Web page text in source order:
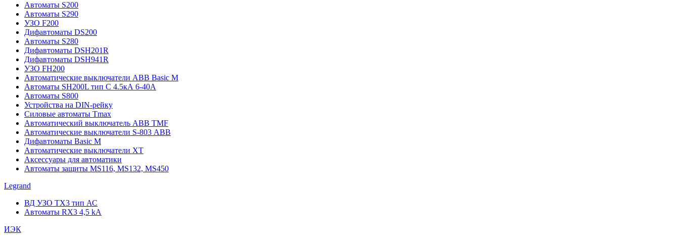
Автоматы S200
Автоматы S290
УЗО F200
Дифавтоматы DS200
Автоматы S280
Дифавтоматы DSH201R
Дифавтоматы DSH941R
УЗО FH200
Автоматические выключатели ABB Basic M
Автоматы SH200L тип С 4.5кА 6-40А
Автоматы S800
Устройства на DIN-рейку
Силовые автоматы Tmax
Автоматический выключатель ABB TMF
Автоматические выключатели S-803 АВВ
Дифавтоматы Basic M
Автоматические выключатели XT
Аксессуары для автоматики
Автоматы защиты MS116, MS132, MS450
Legrand
ВД УЗО TX3 тип АС
Автоматы RX3 4,5 kA
ИЭК